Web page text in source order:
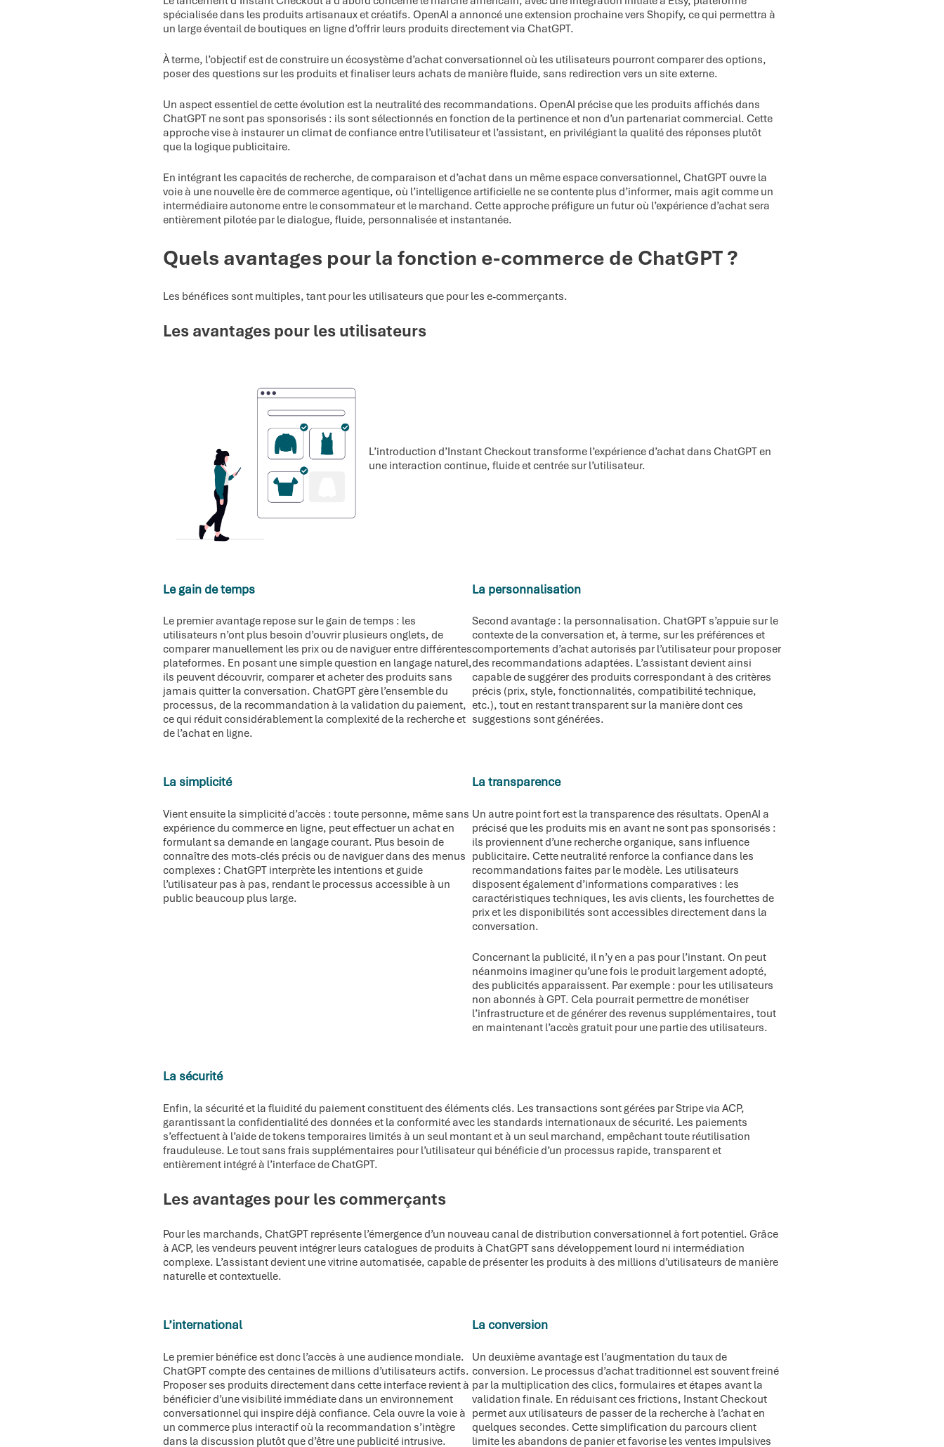
spécialisée dans les produits artisanaux et créatifs. OpenAI a annoncé une extension prochaine vers Shopify, ce qui permettra à
un large éventail de boutiques en ligne d’offrir leurs produits directement via ChatGPT.
À terme, l’objectif est de construire un écosystème d’achat conversationnel où les utilisateurs pourront comparer des options,
poser des questions sur les produits et finaliser leurs achats de manière fluide, sans redirection vers un site externe.
Un aspect essentiel de cette évolution est la neutralité des recommandations. OpenAI précise que les produits affichés dans
ChatGPT ne sont pas sponsorisés : ils sont sélectionnés en fonction de la pertinence et non d’un partenariat commercial. Cette
approche vise à instaurer un climat de confiance entre l’utilisateur et l’assistant, en privilégiant la qualité des réponses plutôt
que la logique publicitaire.
En intégrant les capacités de recherche, de comparaison et d’achat dans un même espace conversationnel, ChatGPT ouvre la
voie à une nouvelle ère de commerce agentique, où l’intelligence artificielle ne se contente plus d’informer, mais agit comme un
intermédiaire autonome entre le consommateur et le marchand. Cette approche préfigure un futur où l’expérience d’achat sera
entièrement pilotée par le dialogue, fluide, personnalisée et instantanée.
Quels avantages pour la fonction e-commerce de ChatGPT ?
Les bénéfices sont multiples, tant pour les utilisateurs que pour les e-commerçants.
Les avantages pour les utilisateurs
L’introduction d’Instant Checkout transforme l’expérience d’achat dans ChatGPT en
une interaction continue, fluide et centrée sur l’utilisateur.
Le gain de temps
Le premier avantage repose sur le gain de temps : les
utilisateurs n’ont plus besoin d’ouvrir plusieurs onglets, de
comparer manuellement les prix ou de naviguer entre différentes
plateformes. En posant une simple question en langage naturel,
ils peuvent découvrir, comparer et acheter des produits sans
jamais quitter la conversation. ChatGPT gère l’ensemble du
processus, de la recommandation à la validation du paiement,
ce qui réduit considérablement la complexité de la recherche et
de l’achat en ligne.
La personnalisation
Second avantage : la personnalisation. ChatGPT s’appuie sur le
contexte de la conversation et, à terme, sur les préférences et
comportements d’achat autorisés par l’utilisateur pour proposer
des recommandations adaptées. L’assistant devient ainsi
capable de suggérer des produits correspondant à des critères
précis (prix, style, fonctionnalités, compatibilité technique,
etc.), tout en restant transparent sur la manière dont ces
suggestions sont générées.
La simplicité
Vient ensuite la simplicité d’accès : toute personne, même sans
expérience du commerce en ligne, peut effectuer un achat en
formulant sa demande en langage courant. Plus besoin de
connaître des mots-clés précis ou de naviguer dans des menus
complexes : ChatGPT interprète les intentions et guide
l’utilisateur pas à pas, rendant le processus accessible à un
public beaucoup plus large.
La transparence
Un autre point fort est la transparence des résultats. OpenAI a
précisé que les produits mis en avant ne sont pas sponsorisés :
ils proviennent d’une recherche organique, sans influence
publicitaire. Cette neutralité renforce la confiance dans les
recommandations faites par le modèle. Les utilisateurs
disposent également d’informations comparatives : les
caractéristiques techniques, les avis clients, les fourchettes de
prix et les disponibilités sont accessibles directement dans la
conversation.
Concernant la publicité, il n’y en a pas pour l’instant. On peut
néanmoins imaginer qu’une fois le produit largement adopté,
des publicités apparaissent. Par exemple : pour les utilisateurs
non abonnés à GPT. Cela pourrait permettre de monétiser
l’infrastructure et de générer des revenus supplémentaires, tout
en maintenant l’accès gratuit pour une partie des utilisateurs.
La sécurité
Enfin, la sécurité et la fluidité du paiement constituent des éléments clés. Les transactions sont gérées par Stripe via ACP,
garantissant la confidentialité des données et la conformité avec les standards internationaux de sécurité. Les paiements
s’effectuent à l’aide de tokens temporaires limités à un seul montant et à un seul marchand, empêchant toute réutilisation
frauduleuse. Le tout sans frais supplémentaires pour l’utilisateur qui bénéficie d’un processus rapide, transparent et
entièrement intégré à l’interface de ChatGPT.
Les avantages pour les commerçants
Pour les marchands, ChatGPT représente l’émergence d’un nouveau canal de distribution conversationnel à fort potentiel. Grâce
à ACP, les vendeurs peuvent intégrer leurs catalogues de produits à ChatGPT sans développement lourd ni intermédiation
complexe. L’assistant devient une vitrine automatisée, capable de présenter les produits à des millions d’utilisateurs de manière
naturelle et contextuelle.
L’international
Le premier bénéfice est donc l’accès à une audience mondiale.
ChatGPT compte des centaines de millions d’utilisateurs actifs.
Proposer ses produits directement dans cette interface revient à
bénéficier d’une visibilité immédiate dans un environnement
conversationnel qui inspire déjà confiance. Cela ouvre la voie à
un commerce plus interactif où la recommandation s’intègre
dans la discussion plutôt que d’être une publicité intrusive.
La conversion
Un deuxième avantage est l’augmentation du taux de
conversion. Le processus d’achat traditionnel est souvent freiné
par la multiplication des clics, formulaires et étapes avant la
validation finale. En réduisant ces frictions, Instant Checkout
permet aux utilisateurs de passer de la recherche à l’achat en
quelques secondes. Cette simplification du parcours client
limite les abandons de panier et favorise les ventes impulsives